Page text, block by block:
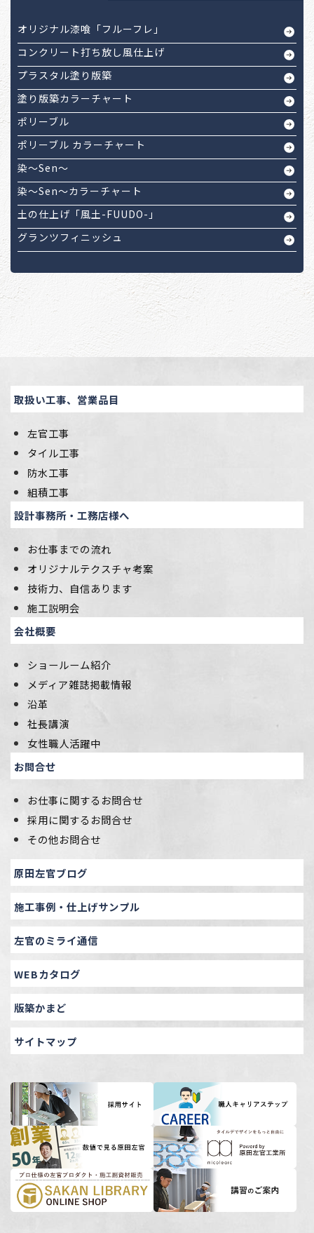
オリジナル漆喰「フルーフレ」
コンクリート打ち放し風仕上げ
プラスタル塗り版築
塗り版築カラーチャート
ポリーブル
ポリーブル カラーチャート
染～Sen～
染～Sen～カラーチャート
土の仕上げ「風土-FUUDO-」
グランツフィニッシュ
取扱い工事、営業品目
左官工事
タイル工事
防水工事
組積工事
設計事務所・工務店様へ
お仕事までの流れ
オリジナルテクスチャ考案
技術力、自信あります
施工説明会
会社概要
ショールーム紹介
メディア雑誌掲載情報
沿革
社長講演
女性職人活躍中
お問合せ
お仕事に関するお問合せ
採用に関するお問合せ
その他お問合せ
原田左官ブログ
施工事例・仕上げサンプル
左官のミライ通信
WEBカタログ
版築かまど
サイトマップ